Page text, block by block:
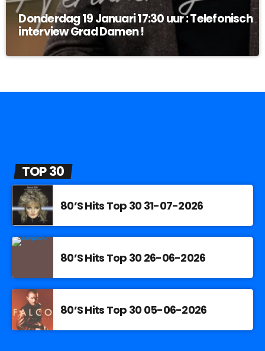
Donderdag 19 Januari 17:30 uur : Telefonisch
interview Grad Damen !
TOP 30
80’S Hits Top 30 31-07-2026
80’S Hits Top 30 26-06-2026
80’S Hits Top 30 05-06-2026